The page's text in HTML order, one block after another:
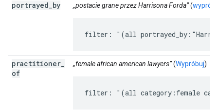
portrayed by „postacie grane przez Harrisona Forda”(
filter: "(all
practitioner
of
„female african american lawyers”(Wypróbuj)
filter: "(all category:female